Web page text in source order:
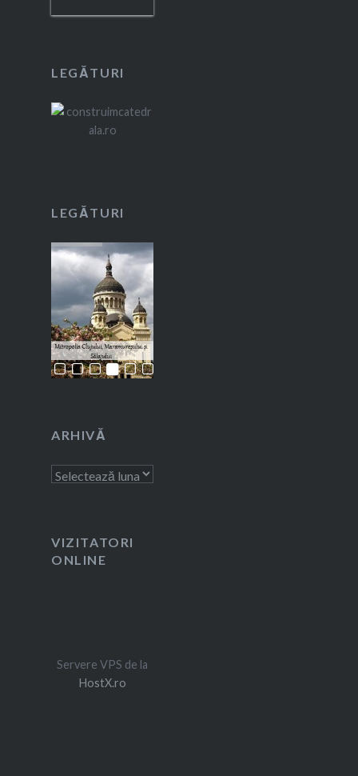
LEGĂTURI
LEGĂTURI
ARHIVĂ
Arhivă
VIZITATORI
ONLINE
Servere VPS de la
HostX.ro